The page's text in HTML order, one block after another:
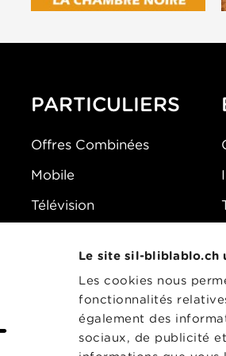
Le site sil-bliblablo.ch
Les cookies nous
fonctionnalités
également des
sociaux, de publicité
PARTICULIERS
Offres Combinées
Mobile
Télévision